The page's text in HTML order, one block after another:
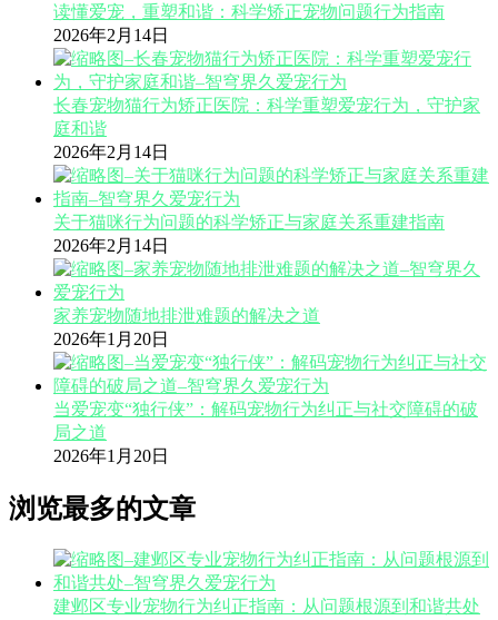
读懂爱宠，重塑和谐：科学矫正宠物问题行为指南
2026年2月14日
长春宠物猫行为矫正医院：科学重塑爱宠行为，守护家
庭和谐
2026年2月14日
关于猫咪行为问题的科学矫正与家庭关系重建指南
2026年2月14日
家养宠物随地排泄难题的解决之道
2026年1月20日
当爱宠变“独行侠”：解码宠物行为纠正与社交障碍的破
局之道
2026年1月20日
浏览最多的文章
建邺区专业宠物行为纠正指南：从问题根源到和谐共处